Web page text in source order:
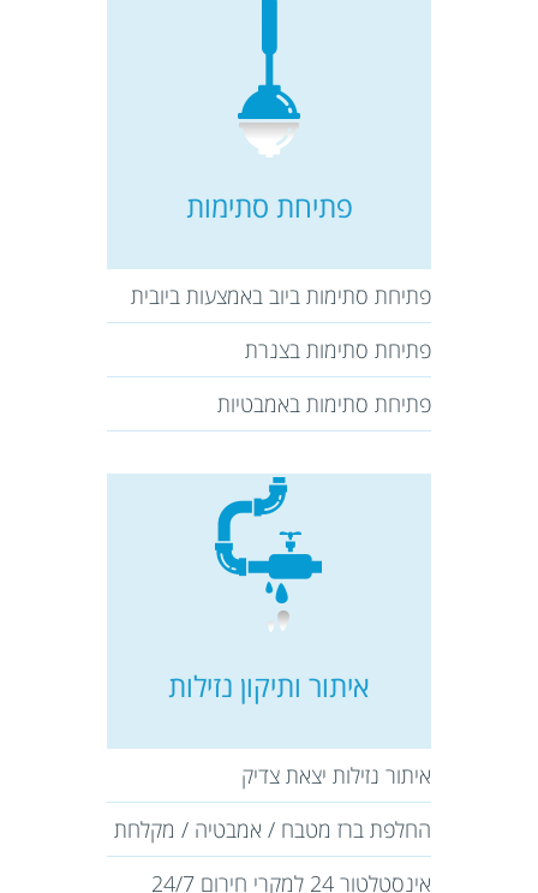
פתיחת סתימות
פתיחת סתימות ביוב באמצעות ביובית
פתיחת סתימות בצנרת
פתיחת סתימות באמבטיות
איתור ותיקון נזילות
איתור נזילות יצאת צדיק
החלפת ברז מטבח / אמבטיה / מקלחת
אינסטלטור 24 למקרי חירום 24/7